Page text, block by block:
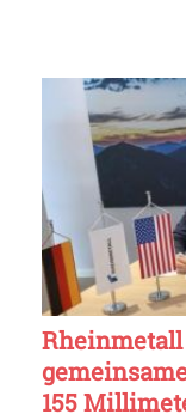
Rheinmetall
155